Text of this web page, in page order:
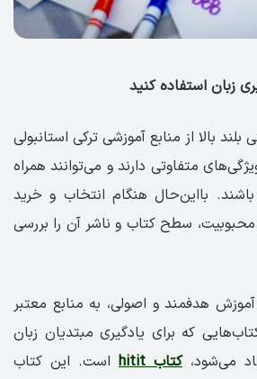
بالا از منابع آموزشی ترکی استانبولی
متفاوتی دارند و می‌توانند همراه
بااین‌حال هنگام انتخاب و خرید
سطح کتاب و ناشر آن را بررسی
هدفمند و اصولی، به منابع معتبر
که برای یادگیری مبتدیان زبان
می‌شود،کتاب hitit
است. این کتاب